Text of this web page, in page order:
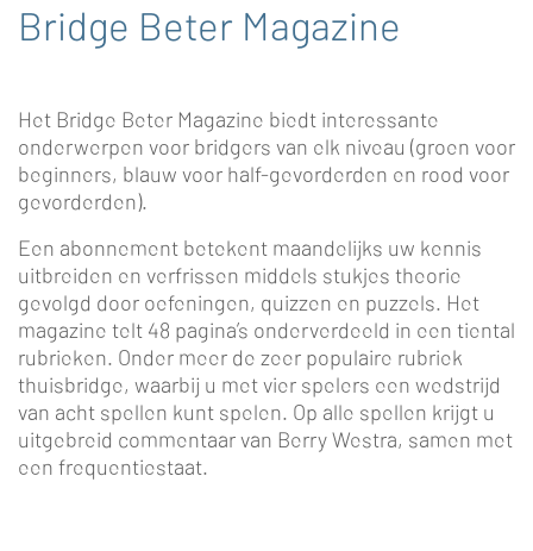
Bridge Beter Magazine
Het Bridge Beter Magazine biedt interessante
onderwerpen voor bridgers van elk niveau (groen voor
beginners, blauw voor half-gevorderden en rood voor
gevorderden).
Een abonnement betekent maandelijks uw kennis
uitbreiden en verfrissen middels stukjes theorie
gevolgd door oefeningen, quizzen en puzzels. Het
magazine telt 48 pagina’s onderverdeeld in een tiental
rubrieken. Onder meer de zeer populaire rubriek
thuisbridge, waarbij u met vier spelers een wedstrijd
van acht spellen kunt spelen. Op alle spellen krijgt u
uitgebreid commentaar van Berry Westra, samen met
een frequentiestaat.